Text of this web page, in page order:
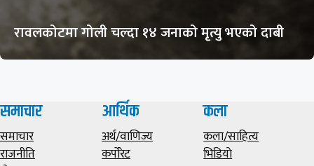
रावलकोटमा गोली चल्दा १४ जनाको मृत्यु भएको दाबी
समाचार
समाचार
राजनीति
आर्थिक
अर्थ/वाणिज्य
कर्पोरेट
कला
कला/साहित्य
भिडियाे